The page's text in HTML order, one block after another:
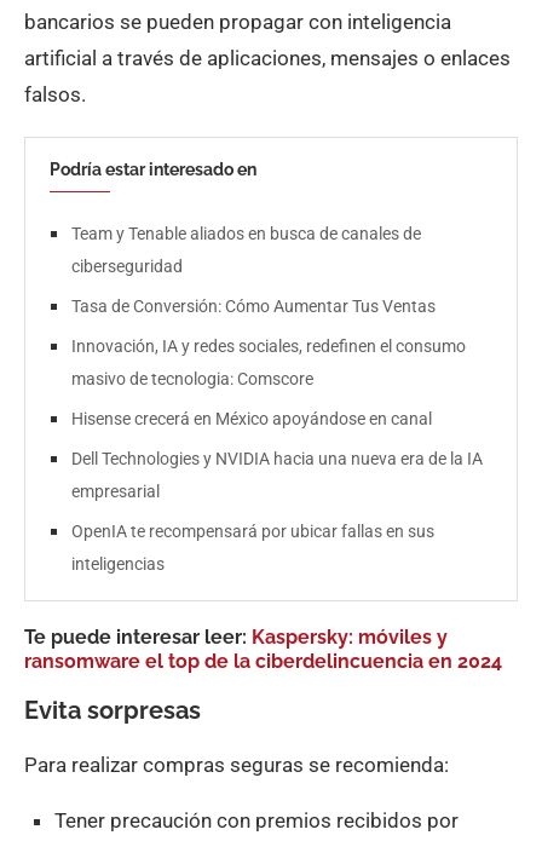
bancarios se pueden propagar con inteligencia
artificial a través de aplicaciones, mensajes o enlaces
falsos.
Podría estar interesado en
Team y Tenable aliados en busca de canales de
ciberseguridad
Tasa de Conversión: Cómo Aumentar Tus Ventas
Innovación, IA y redes sociales, redefinen el consumo
masivo de tecnologia: Comscore
Hisense crecerá en México apoyándose en canal
Dell Technologies y NVIDIA hacia una nueva era de la IA
empresarial
OpenIA te recompensará por ubicar fallas en sus
inteligencias
Te puede interesar leer: Kaspersky: móviles y
ransomware el top de la ciberdelincuencia en 2024
Evita sorpresas
Para realizar compras seguras se recomienda:
Tener precaución con premios recibidos por